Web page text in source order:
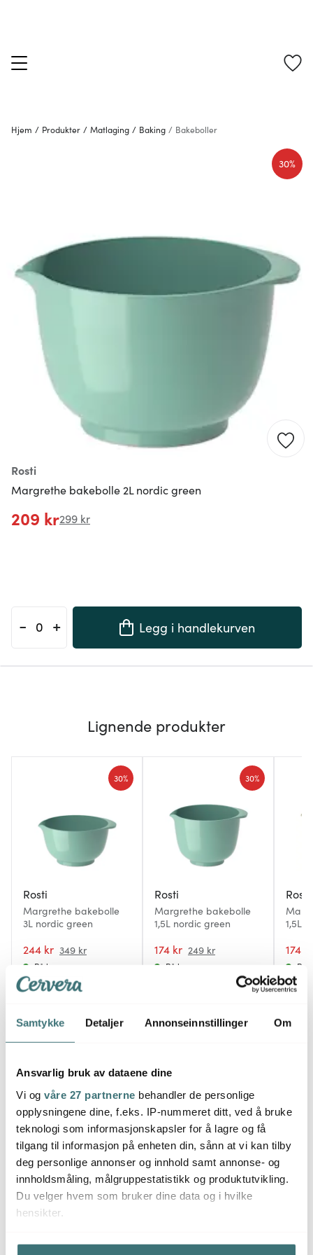
Samtykke Detaljer Annonseinnstillinger Om
Ansvarlig bruk av dataene dine
Vi og våre 27 partnerne behandler de personlige
opplysningene dine, f.eks. IP-nummeret ditt, ved å bruke
teknologi som informasjonskapsler for å lagre og få
tilgang til informasjon på enheten din, sånn at vi kan tilby
deg personlige annonser og innhold samt annonse- og
innholdsmåling, målgruppestatistikk og produktutvikling.
Du velger hvem som bruker dine data og i hvilke
hensikter.
Hvis du gir oss lov, vil vi også gjerne:
Hjem / Produkter / Matlaging / Baking / Bakeboller
Rosti
Margrethe bakebolle 2L nordic green
30%
209 kr299 kr
- + Legg i handlekurven
Lignende produkter
Rosti
Margrethe bakebolle
3L nordic green
244 kr 349 kr
30%
På lager
Rosti
Margrethe bakebolle
1,5L nordic green
174 kr 249 kr
30%
På lager
Rosti
1,5L
174 kr
På
Du kanskje også liker